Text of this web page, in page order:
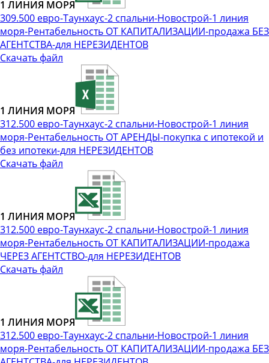
1 ЛИНИЯ МОРЯ
309.500 евро-Таунхаус-2 спальни-Новострой-1 линия
моря-Рентабельность ОТ КАПИТАЛИЗАЦИИ-продажа БЕЗ
АГЕНТСТВА-для НЕРЕЗИДЕНТОВ
Скачать файл
1 ЛИНИЯ МОРЯ
312.500 евро-Таунхаус-2 спальни-Новострой-1 линия
моря-Рентабельность ОТ АРЕНДЫ-покупка с ипотекой и
без ипотеки-для НЕРЕЗИДЕНТОВ
Скачать файл
1 ЛИНИЯ МОРЯ
312.500 евро-Таунхаус-2 спальни-Новострой-1 линия
моря-Рентабельность ОТ КАПИТАЛИЗАЦИИ-продажа
ЧЕРЕЗ АГЕНТСТВО-для НЕРЕЗИДЕНТОВ
Скачать файл
1 ЛИНИЯ МОРЯ
312.500 евро-Таунхаус-2 спальни-Новострой-1 линия
моря-Рентабельность ОТ КАПИТАЛИЗАЦИИ-продажа БЕЗ